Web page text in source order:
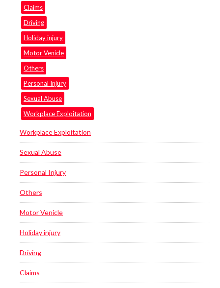
Claims
Driving
Holiday injury
Motor Venicle
Others
Personal Injury
Sexual Abuse
Workplace Exploitation
Workplace Exploitation
Sexual Abuse
Personal Injury
Others
Motor Venicle
Holiday injury
Driving
Claims